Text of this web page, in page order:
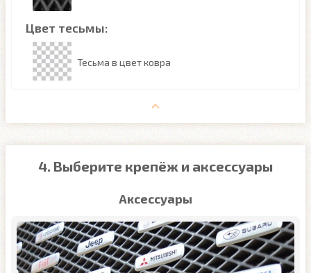
Цвет тесьмы:
Тесьма в цвет ковра
4. Выберите крепёж и аксессуары
Аксессуары